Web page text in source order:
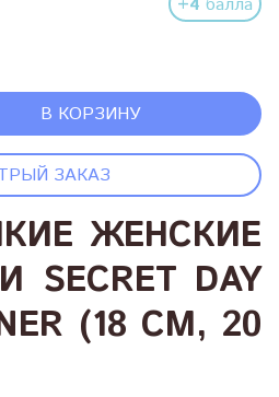
В КОРЗИНУ
ЗАКАЗ
ЖЕНСКИЕ
DAY
(18 СМ, 20